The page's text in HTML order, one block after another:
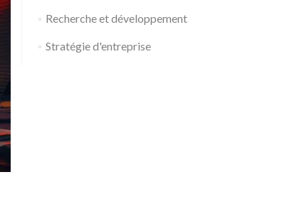
Recherche et développement
Stratégie d'entreprise